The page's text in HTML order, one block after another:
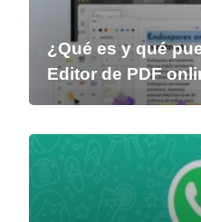
¿Qué es y qué
Editor de PDF